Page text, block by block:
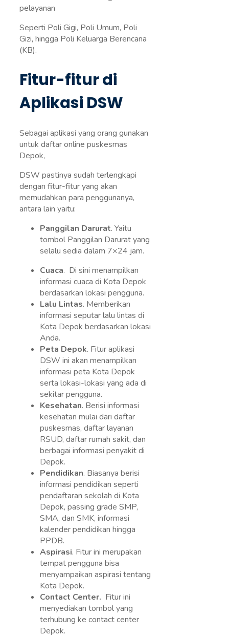
pelayanan
Seperti Poli Gigi, Poli Umum, Poli
Gizi, hingga Poli Keluarga Berencana
(KB).
Fitur-fitur di
Aplikasi DSW
Sebagai aplikasi yang orang gunakan
untuk daftar online puskesmas
Depok,
DSW pastinya sudah terlengkapi
dengan fitur-fitur yang akan
memudahkan para penggunanya,
antara lain yaitu:
Panggilan Darurat. Yaitu
tombol Panggilan Darurat yang
selalu sedia dalam 7×24 jam.
Cuaca. Di sini menampilkan
informasi cuaca di Kota Depok
berdasarkan lokasi pengguna.
Lalu Lintas. Memberikan
informasi seputar lalu lintas di
Kota Depok berdasarkan lokasi
Anda.
Peta Depok. Fitur aplikasi
DSW ini akan menampilkan
informasi peta Kota Depok
serta lokasi-lokasi yang ada di
sekitar pengguna.
Kesehatan. Berisi informasi
kesehatan mulai dari daftar
puskesmas, daftar layanan
RSUD, daftar rumah sakit, dan
berbagai informasi penyakit di
Depok.
Pendidikan. Biasanya berisi
informasi pendidikan seperti
pendaftaran sekolah di Kota
Depok, passing grade SMP,
SMA, dan SMK, informasi
kalender pendidikan hingga
PPDB.
Aspirasi. Fitur ini merupakan
tempat pengguna bisa
menyampaikan aspirasi tentang
Kota Depok.
Contact Center. Fitur ini
menyediakan tombol yang
terhubung ke contact center
Depok.